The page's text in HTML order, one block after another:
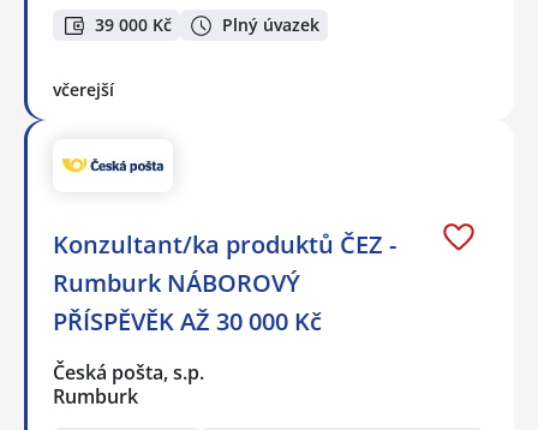
39 000 Kč Plný úvazek
včerejší
Konzultant/ka produktů ČEZ -
Rumburk NÁBOROVÝ
PŘÍSPĚVĚK AŽ 30 000 Kč
Česká pošta, s.p.
Rumburk